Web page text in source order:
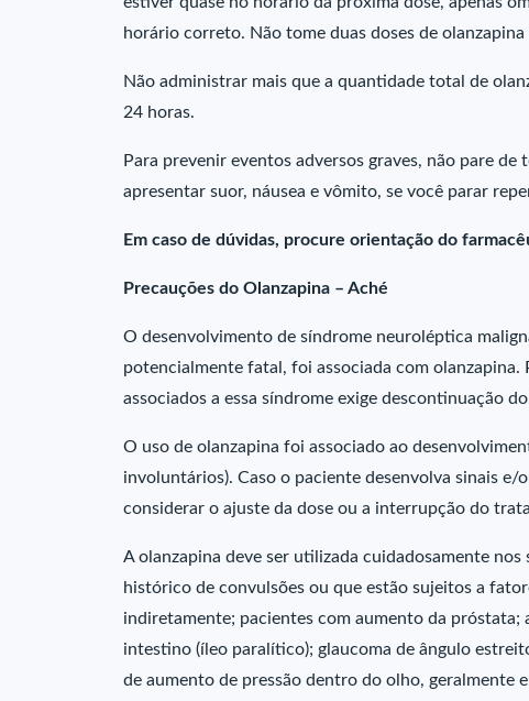
horário correto. Não tome duas doses de
Não administrar mais que a quantidade total de
24 horas.
Para prevenir eventos adversos graves, não pare
apresentar suor, náusea e vômito, se você parar
Em caso de dúvidas, procure orientação do
Precauções do Olanzapina – Aché
O desenvolvimento de síndrome neuroléptica
potencialmente fatal, foi associada com
associados a essa síndrome exige descontinuação
O uso de olanzapina foi associado ao
involuntários). Caso o paciente desenvolva sinais e/
considerar o ajuste da dose ou a interrupção do
A olanzapina deve ser utilizada cuidadosamente
histórico de convulsões ou que estão sujeitos a
indiretamente; pacientes com aumento da
intestino (íleo paralítico); glaucoma de ângulo
de aumento de pressão dentro do olho, geralmente